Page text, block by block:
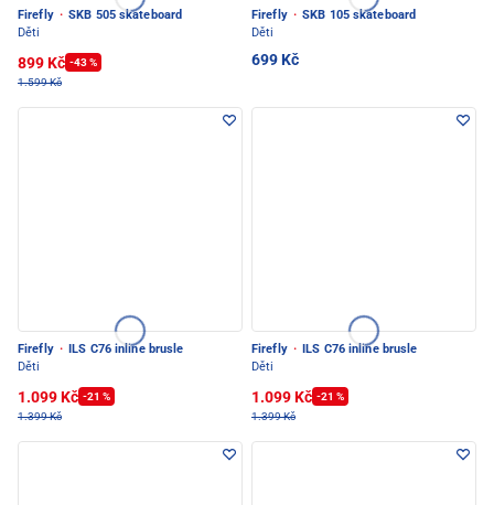
Firefly · SKB 505 skateboard
Děti
899 Kč -43 %
1.599 Kč
Firefly · SKB 105 skateboard
Děti
699 Kč
Firefly ·
ILS C76 inline brusle
Děti
1.099 Kč -21 %
1.399 Kč
Firefly ·
ILS C76 inline brusle
Děti
1.099 Kč -21 %
1.399 Kč